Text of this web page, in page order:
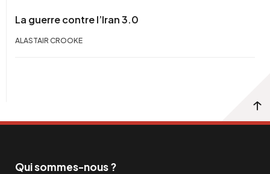
La guerre contre l’Iran 3.0
ALASTAIR CROOKE
Qui sommes-nous ?